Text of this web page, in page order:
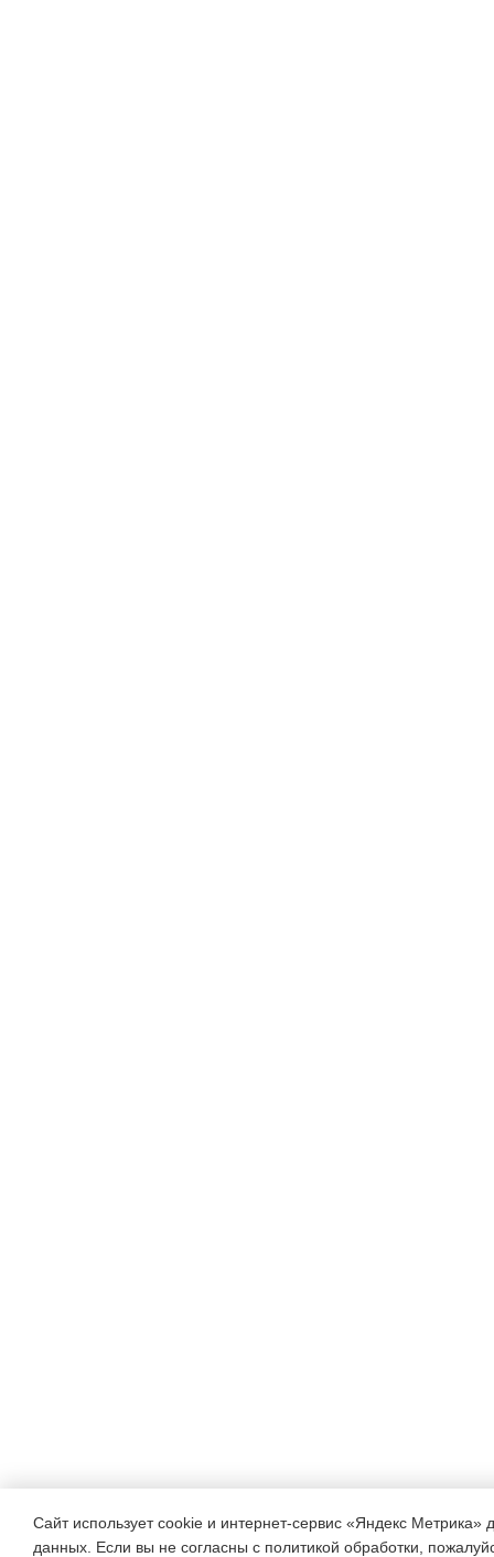
Сайт использует cookie и интернет-сервис «Яндекс Метрика»
данных. Если вы не согласны с политикой обработки,